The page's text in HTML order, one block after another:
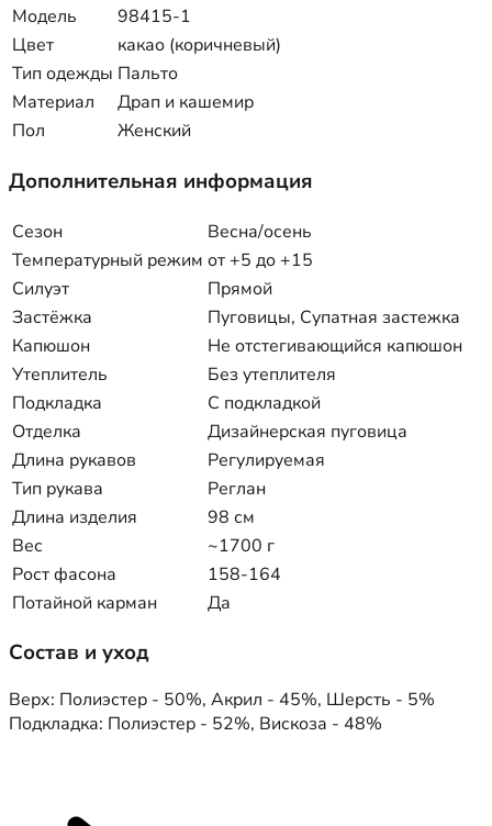
Модель
98415-1
Цвет
какао (коричневый)
Тип одежды Пальто
Материал
Драп и кашемир
Пол
Женский
Дополнительная информация
Сезон
Весна/осень
Температурный режим от +5 до +15
Силуэт
Прямой
Застёжка
Пуговицы, Супатная застежка
Капюшон
Не отстегивающийся капюшон
Утеплитель
Без утеплителя
Подкладка
С подкладкой
Отделка
Дизайнерская пуговица
Длина рукавов
Регулируемая
Тип рукава
Реглан
Длина изделия
98 см
Вес
~1700 г
Рост фасона
158-164
Потайной карман
Да
Состав и уход
Верх: Полиэстер - 50%, Акрил - 45%, Шерсть - 5%
Подкладка: Полиэстер - 52%, Вискоза - 48%